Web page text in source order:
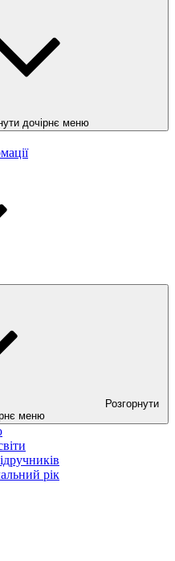
дочірнє меню
Розгорнути
меню
рік